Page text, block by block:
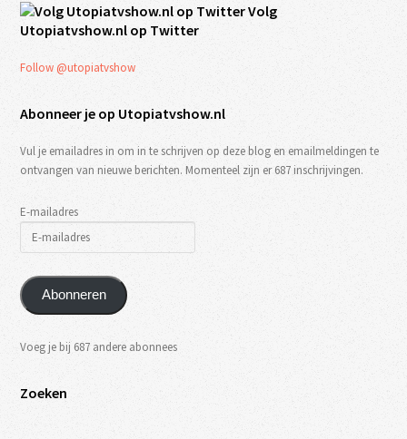
Volg
Utopiatvshow.nl op Twitter
Follow @utopiatvshow
Abonneer je op Utopiatvshow.nl
Vul je emailadres in om in te schrijven op deze blog en emailmeldingen te
ontvangen van nieuwe berichten. Momenteel zijn er 687 inschrijvingen.
E-mailadres
Abonneren
Voeg je bij 687 andere abonnees
Zoeken